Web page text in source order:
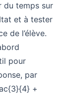
du temps sur
et à tester
de l’élève.
pour
par
+